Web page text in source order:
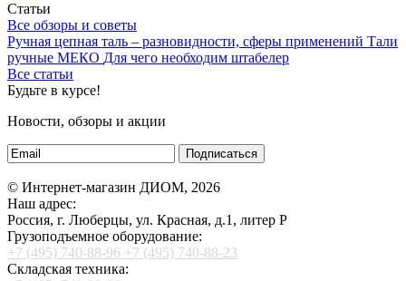
Статьи
Все обзоры и советы
Ручная цепная таль – разновидности, сферы применений Тали
ручные МЕКО Для чего необходим штабелер
Все статьи
Будьте в курсе!
Новости, обзоры и акции
Подписаться
© Интернет-магазин ДИОМ, 2026
Наш адрес:
Россия, г. Люберцы, ул. Красная, д.1, литер Р
Грузоподъемное оборудование:
+7 (495) 740-88-96 +7 (495) 740-88-23
Складская техника: